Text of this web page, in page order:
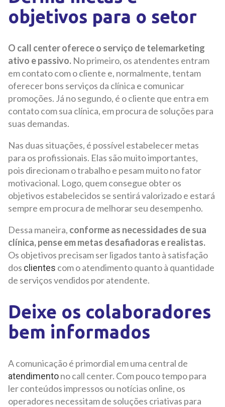
objetivos para o setor
O call center oferece o serviço de telemarketing
ativo e passivo. No primeiro, os atendentes entram
em contato com o cliente e, normalmente, tentam
oferecer bons serviços da clínica e comunicar
promoções. Já no segundo, é o cliente que entra em
contato com sua clínica, em procura de soluções para
suas demandas.
Nas duas situações, é possível estabelecer metas
para os profissionais. Elas são muito importantes,
pois direcionam o trabalho e pesam muito no fator
motivacional. Logo, quem consegue obter os
objetivos estabelecidos se sentirá valorizado e estará
sempre em procura de melhorar seu desempenho.
Dessa maneira, conforme as necessidades de sua
clínica, pense em metas desafiadoras e realistas.
Os objetivos precisam ser ligados tanto à satisfação
dos clientes com o atendimento quanto à quantidade
de serviços vendidos por atendente.
Deixe os colaboradores
bem informados
A comunicação é primordial em uma central de
atendimentono call center. Com pouco tempo para
ler conteúdos impressos ou notícias online, os
operadores necessitam de soluções criativas para